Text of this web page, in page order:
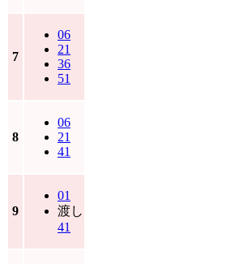
7
06
21
36
51
8
06
21
41
9
01
渡し
41